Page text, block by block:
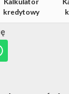
kredytowy